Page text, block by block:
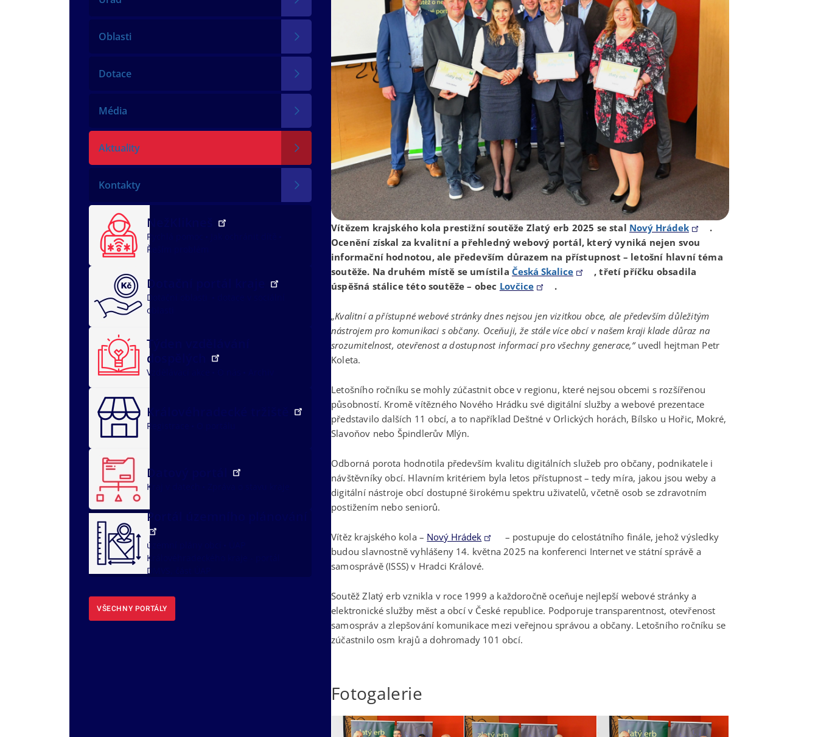
Oblasti
Dotace
Média
Aktuality
Kontakty
NežKlikneš
Rychlá pomoc
Řeším problém
Dotační portál kraje
Dotační oblasti
oblasti
Týden vzdělávání
dospělých
Vzdělávací akce
Královéhradecké tržiště
Registrace
Datový portál
Kraj v datech
Portál územního plánování
územní plány obcí
Královéhradeckého kraje - portál
DMVS, část ÚAP
VŠECHNY PORTÁLY
Vítězem krajského kola prestižní soutěže Zlatý erb 2025 se stal Nový Hrádek
.
Ocenění získal za kvalitní a přehledný webový portál, který vyniká nejen svou
informační hodnotou, ale především důrazem na přístupnost – letošní hlavní téma
soutěže. Na druhém místě se umístila Česká Skalice
, třetí příčku obsadila
úspěšná stálice této soutěže – obec Lovčice .
„Kvalitní a přístupné webové stránky dnes nejsou jen vizitkou obce, ale především důležitým
nástrojem pro komunikaci s občany. Oceňuji, že stále více obcí v našem kraji klade důraz na
srozumitelnost, otevřenost a dostupnost informací pro všechny generace,“uvedl hejtman Petr
Koleta.
Letošního ročníku se mohly zúčastnit obce v regionu, které nejsou obcemi s rozšířenou
působností. Kromě vítězného Nového Hrádku své digitální služby a webové prezentace
představilo dalších 11 obcí, a to například Deštné v Orlických horách, Bílsko u Hořic, Mokré,
Slavoňov nebo Špindlerův Mlýn.
Odborná porota hodnotila především kvalitu digitálních služeb pro občany, podnikatele i
návštěvníky obcí. Hlavním kritériem byla letos přístupnost – tedy míra, jakou jsou weby a
digitální nástroje obcí dostupné širokému spektru uživatelů, včetně osob se zdravotním
postižením nebo seniorů.
Vítěz krajského kola – Nový Hrádek
– postupuje do celostátního finále, jehož výsledky
budou slavnostně vyhlášeny 14. května 2025 na konferenci Internet ve státní správě a
samosprávě (ISSS) v Hradci Králové.
Soutěž Zlatý erb vznikla v roce 1999 a každoročně oceňuje nejlepší webové stránky a
elektronické služby měst a obcí v České republice. Podporuje transparentnost, otevřenost
samospráv a zlepšování komunikace mezi veřejnou správou a občany. Letošního ročníku se
zúčastnilo osm krajů a dohromady 101 obcí.
Fotogalerie